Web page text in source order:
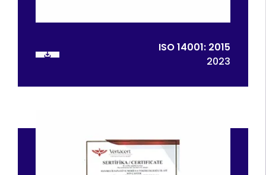
ISO 14001: 2015
2023